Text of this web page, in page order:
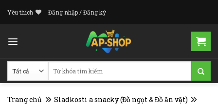
Yêu thích Đăng nhập / Đăng ký
Trang chủ
Sladkosti a snacky (Đồ ngọt & Đồ ăn vặt)